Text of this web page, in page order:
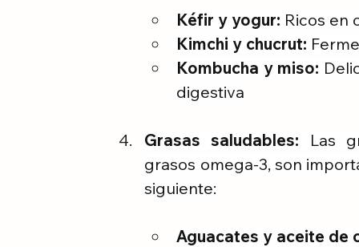
Kéfir y yogur: Ricos en
Kimchi y chucrut:
Kombucha y miso:
digestiva
Grasas saludables: Las
grasos omega-3, son
siguiente:
Aguacates y aceite de